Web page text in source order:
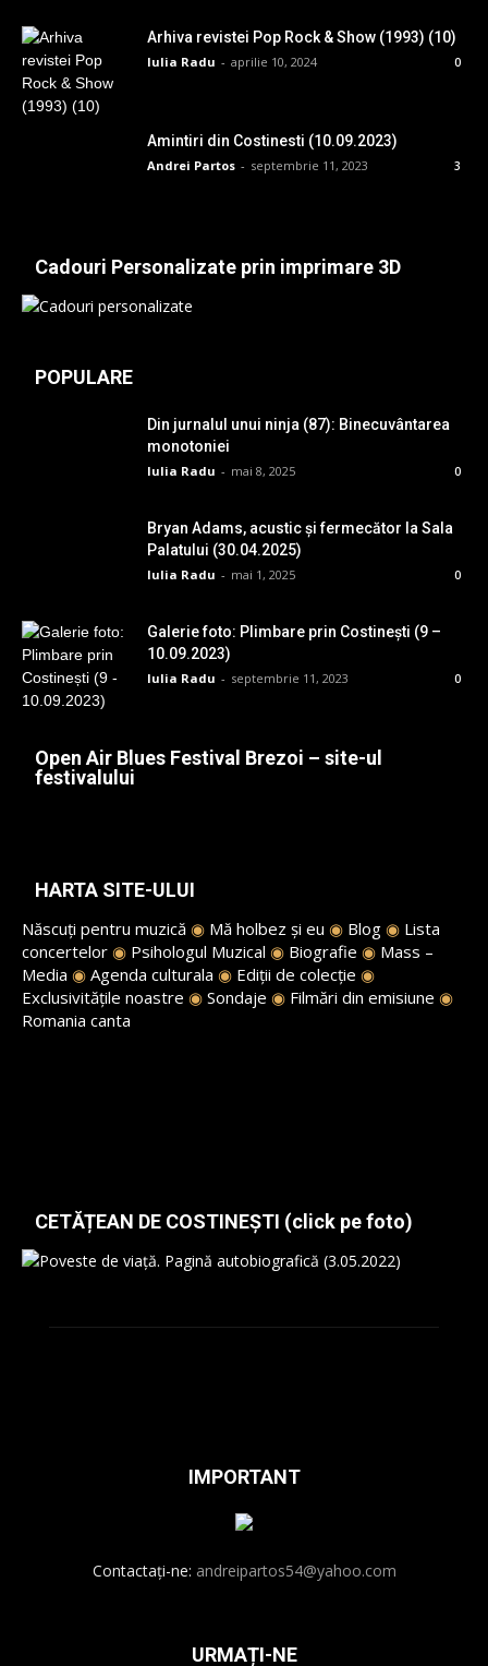
Arhiva revistei Pop Rock & Show (1993) (10)
Iulia Radu - aprilie 10, 2024 0
Amintiri din Costinesti (10.09.2023)
Andrei Partos - septembrie 11, 2023 3
Cadouri Personalizate prin imprimare 3D
POPULARE
Din jurnalul unui ninja (87): Binecuvântarea
monotoniei
Iulia Radu - mai 8, 2025 0
Bryan Adams, acustic și fermecător la Sala
Palatului (30.04.2025)
Iulia Radu - mai 1, 2025 0
Galerie foto: Plimbare prin Costinești (9 –
10.09.2023)
Iulia Radu - septembrie 11, 2023 0
Open Air Blues Festival Brezoi – site-ul
festivalului
HARTA SITE-ULUI
Născuți pentru muzică ◉ Mă holbez și eu ◉ Blog ◉ Lista
concertelor ◉ Psihologul Muzical ◉ Biografie ◉ Mass –
Media ◉ Agenda culturala ◉ Ediții de colecție ◉
Exclusivitățile noastre ◉ Sondaje ◉ Filmări din emisiune ◉
Romania canta
CETĂȚEAN DE COSTINEȘTI (click pe foto)
IMPORTANT
Contactați-ne: andreipartos54@yahoo.com
URMAȚI-NE